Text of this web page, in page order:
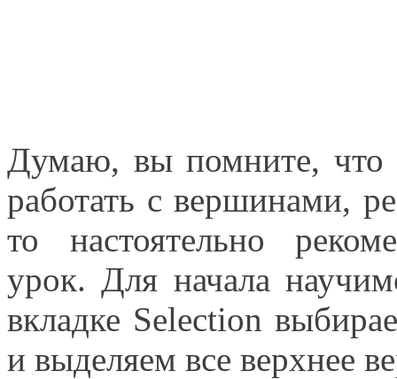
Думаю, вы помните,
работать с вершинами,
то настоятельно
урок. Для начала
вкладке Selection
и выделяем все верхнее